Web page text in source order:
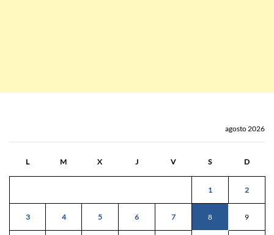
agosto 2026
L M X J V S D
1 2
3 4 5 6 7 8 9